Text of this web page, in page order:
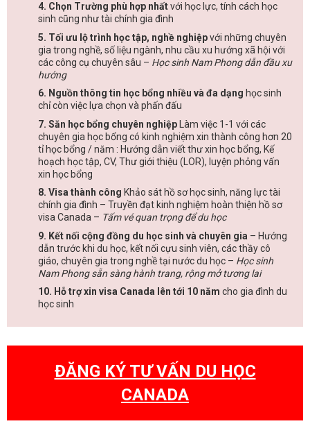
4. Chọn Trường phù hợp nhấtvới học lực, tính cách học
sinh cũng như tài chính gia đình
5. Tối ưu lộ trình học tập, nghề nghiệpvới những chuyên
gia trong nghề, số liệu ngành, nhu cầu xu hướng xã hội với
các công cụ chuyên sâu – Học sinh Nam Phong dẫn đầu xu
hướng
6. Nguồn thông tin học bổng nhiều và đa dạng học sinh
chỉ còn việc lựa chọn và phấn đấu
7. Săn học bổng chuyên nghiệp Làm việc 1-1 với các
chuyên gia học bổng có kinh nghiệm xin thành công hơn 20
tỉ học bổng / năm : Hướng dẫn viết thư xin học bổng, Kế
hoạch học tập, CV, Thư giới thiệu (LOR), luyện phỏng vấn
xin học bổng
8. Visa thành công Khảo sát hồ sơ học sinh, năng lực tài
chính gia đình – Truyền đạt kinh nghiệm hoàn thiện hồ sơ
visa Canada – Tấm vé quan trọng để du học
9. Kết nối cộng đồng du học sinh và chuyên gia – Hướng
dẫn trước khi du học, kết nối cựu sinh viên, các thầy cô
giáo, chuyên gia trong nghề tại nước du học – Học sinh
Nam Phong sẵn sàng hành trang, rộng mở tương lai
10. Hỗ trợ xin visa Canada lên tới 10 năm cho gia đình du
học sinh
ĐĂNG KÝ TƯ VẤN DU HỌC
CANADA